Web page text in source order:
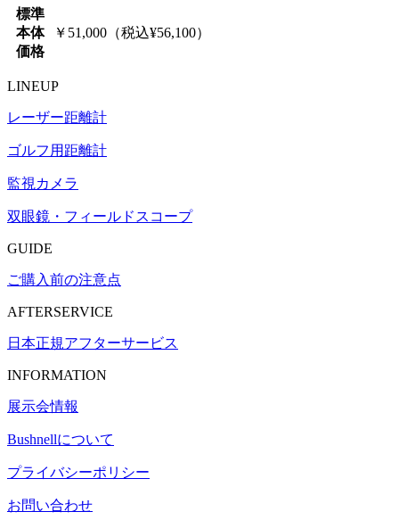
標準
本体
価格
￥51,000（税込¥56,100）
LINEUP
レーザー距離計
ゴルフ用距離計
監視カメラ
双眼鏡・フィールドスコープ
GUIDE
ご購入前の注意点
AFTERSERVICE
日本正規アフターサービス
INFORMATION
展示会情報
Bushnellについて
プライバシーポリシー
お問い合わせ